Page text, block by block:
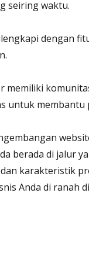
seiring waktu.
dengan
untuk membantu
berada di jalur
karakteristik
Anda di ranah